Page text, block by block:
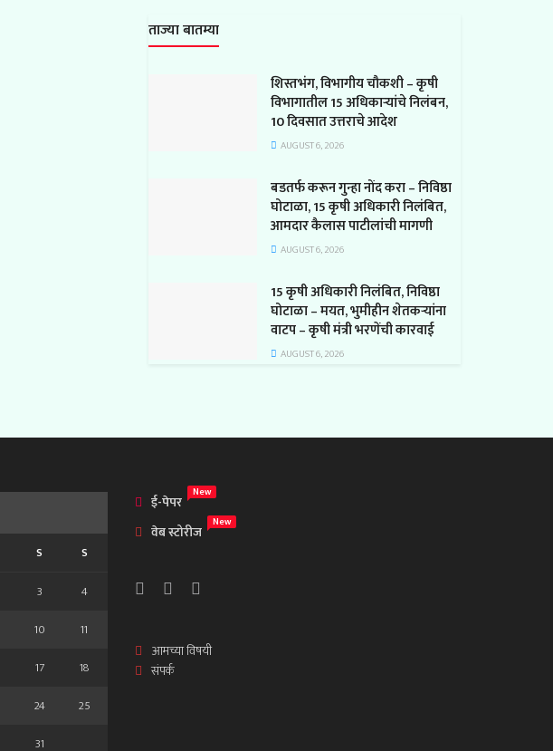
ताज्या बातम्या
शिस्तभंग, विभागीय चौकशी – कृषी
विभागातील 15 अधिकाऱ्यांचे निलंबन,
10 दिवसात उत्तराचे आदेश
AUGUST 6, 2026
बडतर्फ करून गुन्हा नोंद करा – निविष्ठा
घोटाळा, 15 कृषी अधिकारी निलंबित,
आमदार कैलास पाटीलांची मागणी
AUGUST 6, 2026
15 कृषी अधिकारी निलंबित, निविष्ठा
घोटाळा – मयत, भुमीहीन शेतकऱ्यांना
वाटप – कृषी मंत्री भरणेंची कारवाई
AUGUST 6, 2026
S S
3
4
10
11
17
18
24
25
31
ई-पेपर New
वेब स्टोरीज New
आमच्या विषयी
संपर्क